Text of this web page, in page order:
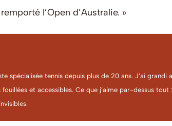
l’Open d’Australie. »
spécialisée tennis depuis plus de 20 ans. J’ai
fouillées et accessibles. Ce que j’aime par-dessus